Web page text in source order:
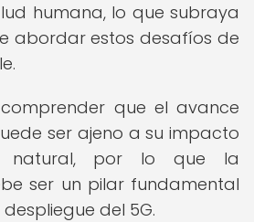
humana, lo que subraya
abordar estos desafíos de
que el avance
ser ajeno a su impacto
natural, por lo que la
ser un pilar fundamental
del 5G.